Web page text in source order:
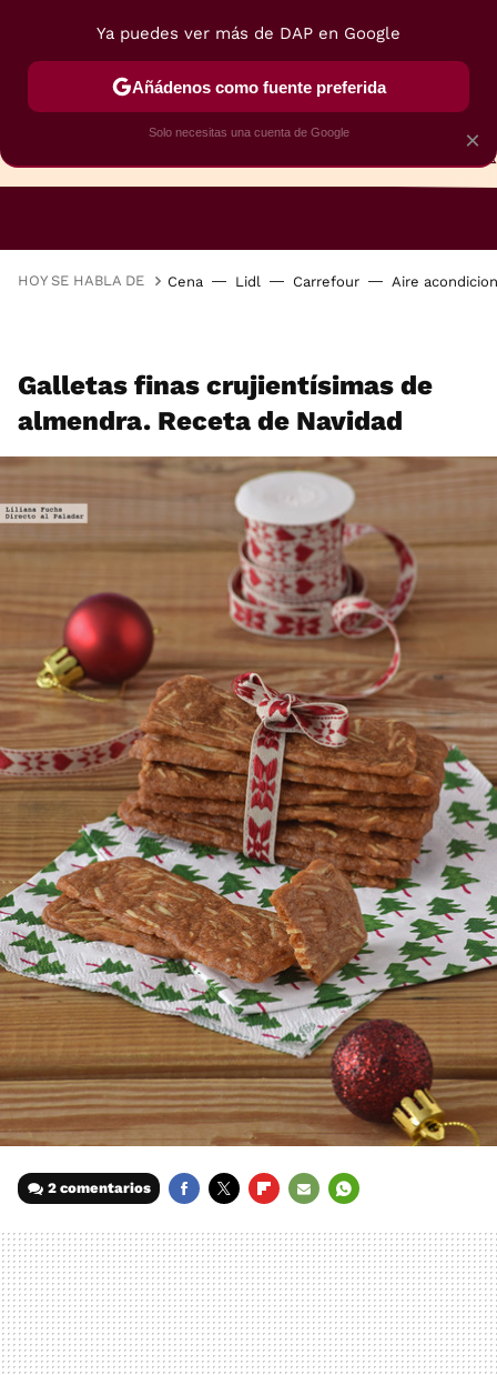
HOY SE HABLA DE Cena Lidl Carrefour Aire
Galletas finas crujientísimas de
almendra. Receta de Navidad
2 comentarios
MAIL
×
Ya puedes ver más de DAP en Google
Añádenos como fuente preferida
Solo necesitas una cuenta de Google